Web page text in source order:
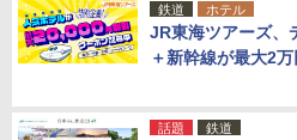
鉄道 ホテル
JR東海ツアーズ、
＋新幹線が最大2
話題 鉄道